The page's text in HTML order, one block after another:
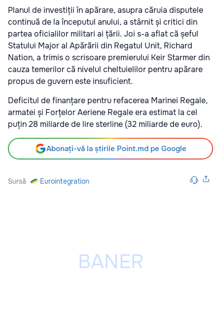
Planul de investiții în apărare, asupra căruia disputele
continuă de la începutul anului, a stârnit și critici din
partea oficialilor militari ai țării. Joi s-a aflat că șeful
Statului Major al Apărării din Regatul Unit, Richard
Nation, a trimis o scrisoare premierului Keir Starmer din
cauza temerilor că nivelul cheltuielilor pentru apărare
propus de guvern este insuficient.
Deficitul de finanțare pentru refacerea Marinei Regale,
armatei și Forțelor Aeriene Regale era estimat la cel
puțin 28 miliarde de lire sterline (32 miliarde de euro).
Abonați-vă la știrile Point.md pe Google
Sursă Eurointegration